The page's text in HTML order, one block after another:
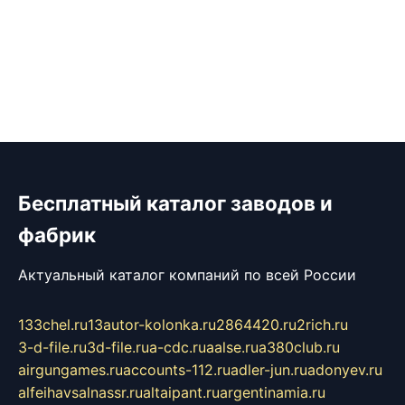
Бесплатный каталог заводов и
фабрик
Актуальный каталог компаний по всей России
133chel.ru13autor-kolonka.ru2864420.ru2rich.ru
3-d-file.ru3d-file.rua-cdc.ruaalse.rua380club.ru
airgungames.ruaccounts-112.ruadler-jun.ruadonyev.ru
alfeihavsalnassr.rualtaipant.ruargentinamia.ru